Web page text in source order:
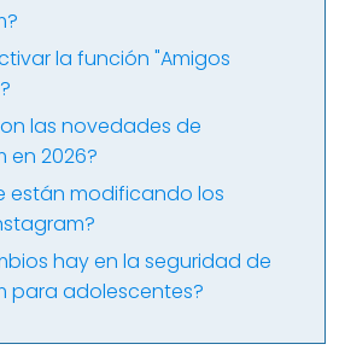
la función "Amigos
las novedades de
en 2026?
están modificando los
hay en la seguridad de
para adolescentes?